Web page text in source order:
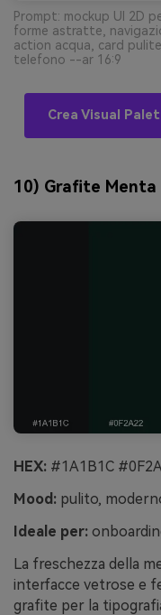
Prompt: mockup UI 2D
forme astratte,
action acqua, card
telefono --ar 16:9
Crea Visual
10) Grafite Menta
HEX: #1A1B1C
Mood: pulito,
Ideale per:
La freschezza della
interfacce vetrose e
grafite per la